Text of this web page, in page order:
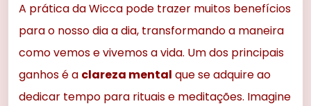
A prática da Wicca pode trazer muitos benefícios
para o nosso dia a dia, transformando a maneira
como vemos e vivemos a vida. Um dos principais
ganhos é a clareza mental que se adquire ao
dedicar tempo para rituais e meditações. Imagine